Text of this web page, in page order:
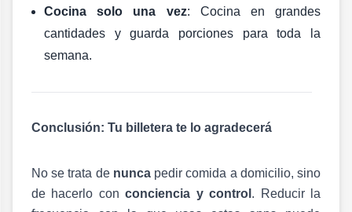
Cocina solo una vez: Cocina en grandes
cantidades y guarda porciones para toda la
semana.
Conclusión: Tu billetera te lo agradecerá
No se trata de nuncapedir comida a domicilio, sino
de hacerlo conconciencia y control . Reducir la